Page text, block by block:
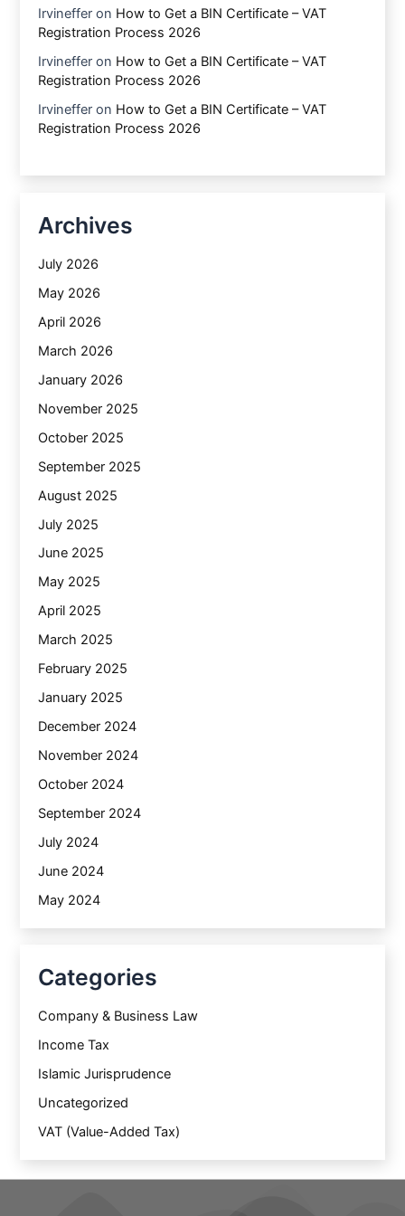
Irvineffer on How to Get a BIN Certificate – VAT
Registration Process 2026
Irvineffer on How to Get a BIN Certificate – VAT
Registration Process 2026
Irvineffer on How to Get a BIN Certificate – VAT
Registration Process 2026
Archives
July 2026
May 2026
April 2026
March 2026
January 2026
November 2025
October 2025
September 2025
August 2025
July 2025
June 2025
May 2025
April 2025
March 2025
February 2025
January 2025
December 2024
November 2024
October 2024
September 2024
July 2024
June 2024
May 2024
Categories
Company & Business Law
Income Tax
Islamic Jurisprudence
Uncategorized
VAT (Value-Added Tax)